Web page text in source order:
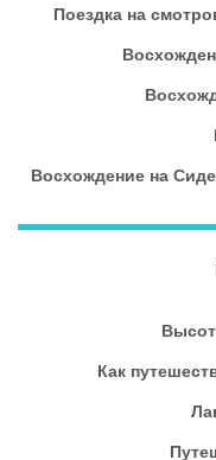
Поездка на
Восхождение на
Как